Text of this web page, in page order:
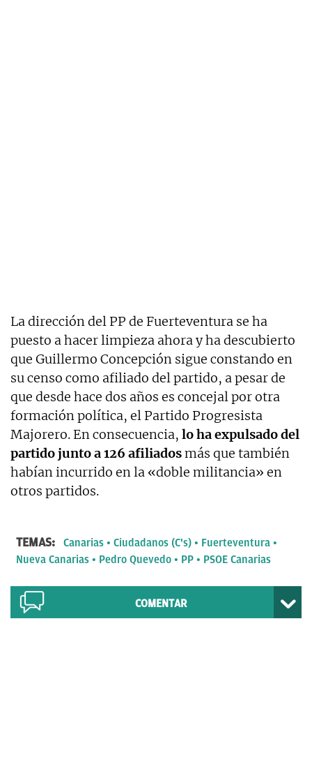
La dirección del PP de Fuerteventura se ha
puesto a hacer limpieza ahora y ha descubierto
que Guillermo Concepción sigue constando en
su censo como afiliado del partido, a pesar de
que desde hace dos años es concejal por otra
formación política, el Partido Progresista
Majorero. En consecuencia, lo ha expulsado del
partido junto a 126 afiliadosmás que también
habían incurrido en la «doble militancia» en
otros partidos.
TEMAS: Canarias Ciudadanos (C's)
Fuerteventura
Nueva Canarias
Pedro Quevedo PP PSOE Canarias
COMENTAR